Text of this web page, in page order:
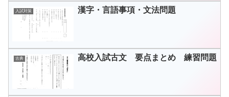
入試対策 漢字・言語事項・文法問題
古典 高校入試古文 要点まとめ 練習問題